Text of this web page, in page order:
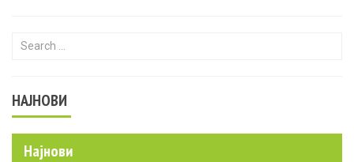
Search for:
НАЈНОВИ
Најнови